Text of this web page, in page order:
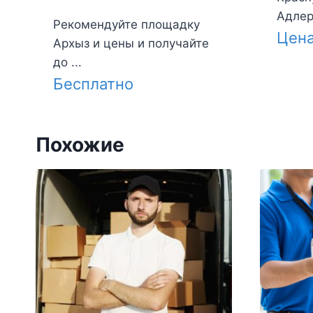
Рекомендуйте площадку
Архыз и цены и получайте
до ...
Бесплатно
Похожие